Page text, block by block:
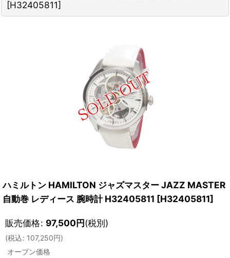
[H32405811]
ハミルトン HAMILTON ジャズマスター JAZZ MASTER
自動巻 レディース 腕時計 H32405811 [H32405811]
販売価格: 97,500円(税別)
(税込: 107,250円)
オープン価格